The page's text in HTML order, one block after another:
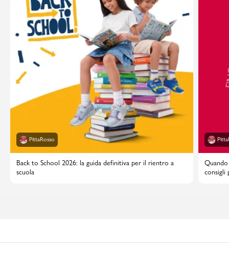
PittaRosso
Back to School 2026: la guida definitiva per il rientro a
scuola
consigli